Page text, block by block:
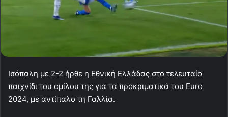
Ισόπαλη με 2-2 ήρθε η Εθνική Ελλάδας στο τελευταίο
παιχνίδι του ομίλου της για τα προκριματικά του Euro
2024, με αντίπαλο τη Γαλλία.